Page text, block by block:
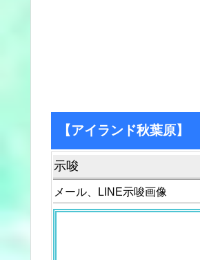
【アイランド秋葉原】
示唆
メール、LINE示唆画像